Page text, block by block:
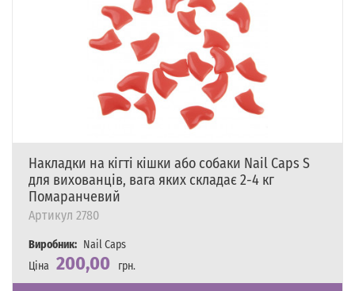
Накладки на кігті кішки або собаки Nail Caps S
для вихованців, вага яких складає 2-4 кг
Помаранчевий
Артикул 2780
Виробник: Nail Caps
Ціна 200,00
грн.
Наявність
Є в наявності